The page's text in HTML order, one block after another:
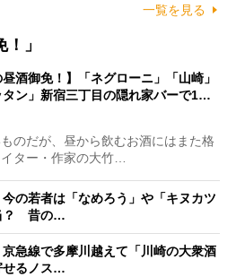
一覧を見る
」
昼酒御免！】「ネグローニ」「山崎」
タン」新宿三丁目の隠れ家バーで1…
のだが、昼から飲むお酒にはまた格
ター・作家の大竹…
今の若者は「なめろう」や「キヌカツ
？ 昔の…
京急線で多摩川越えて「川崎の大衆酒
るノス…